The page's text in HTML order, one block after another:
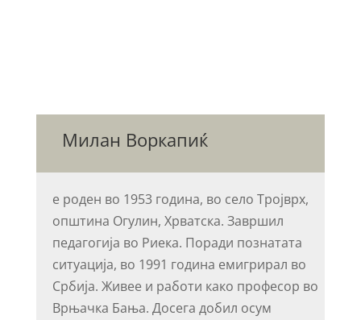
Милан Воркапиќ
е роден во 1953 година, во село Тројврх,
општина Огулин, Хрватска. Завршил
педагогија во Риека. Поради познатата
ситуација, во 1991 година емигрирал во
Србија. Живее и работи како професор во
Врњачка Бања. Досега добил осум